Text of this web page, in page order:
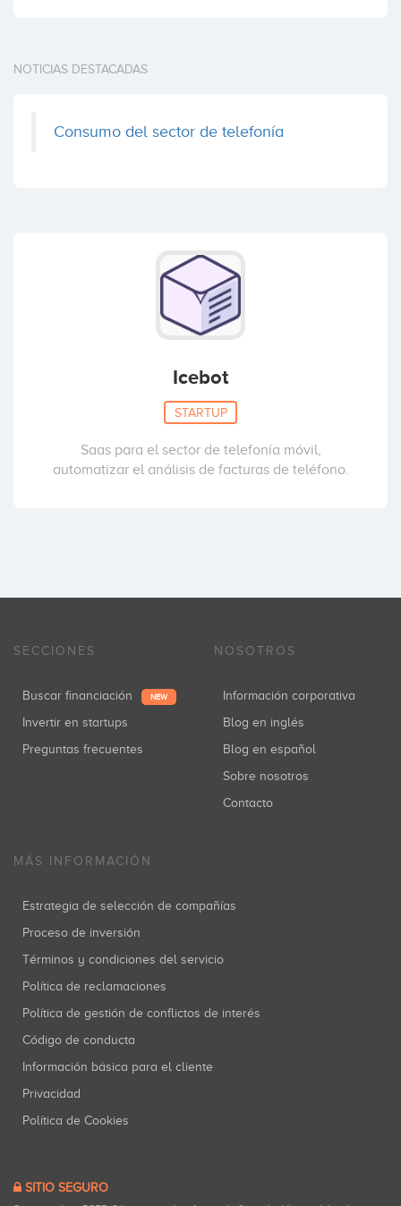
NOTICIAS DESTACADAS
Consumo del sector de telefonía
Icebot
STARTUP
Saas para el sector de telefonía móvil,
automatizar el análisis de facturas de teléfono.
SECCIONES
Buscar financiación NEW
Invertir en startups
Preguntas frecuentes
NOSOTROS
Información corporativa
Blog en inglés
Blog en español
Sobre nosotros
Contacto
MÁS INFORMACIÓN
Estrategia de selección de compañías
Proceso de inversión
Términos y condiciones del servicio
Política de reclamaciones
Política de gestión de conflictos de interés
Código de conducta
Información básica para el cliente
Privacidad
Política de Cookies
SITIO SEGURO